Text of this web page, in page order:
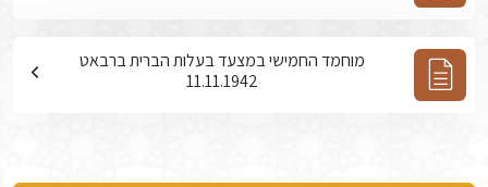
מוחמד החמישי במצעד בעלות הברית ברבאט
11.11.1942